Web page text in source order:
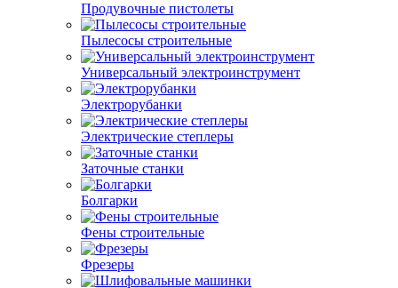
Продувочные пистолеты
Пылесосы строительные
Универсальный электроинструмент
Электрорубанки
Электрические степлеры
Заточные станки
Болгарки
Фены строительные
Фрезеры